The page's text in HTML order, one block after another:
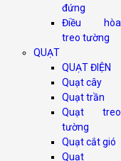
đứng
Điều hòa
treo tường
QUẠT
QUẠT ĐIỆN
Quạt cây
Quạt trần
Quạt treo
tường
Quạt cắt gió
Quạt